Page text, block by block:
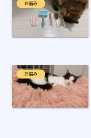
お悩み
お悩み